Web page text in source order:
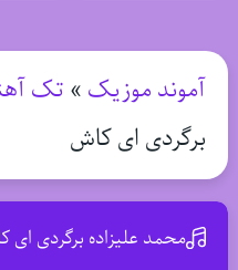
آموند موزیک » تک
برگردی ای کاش
محمد علیزاده برگردی ای